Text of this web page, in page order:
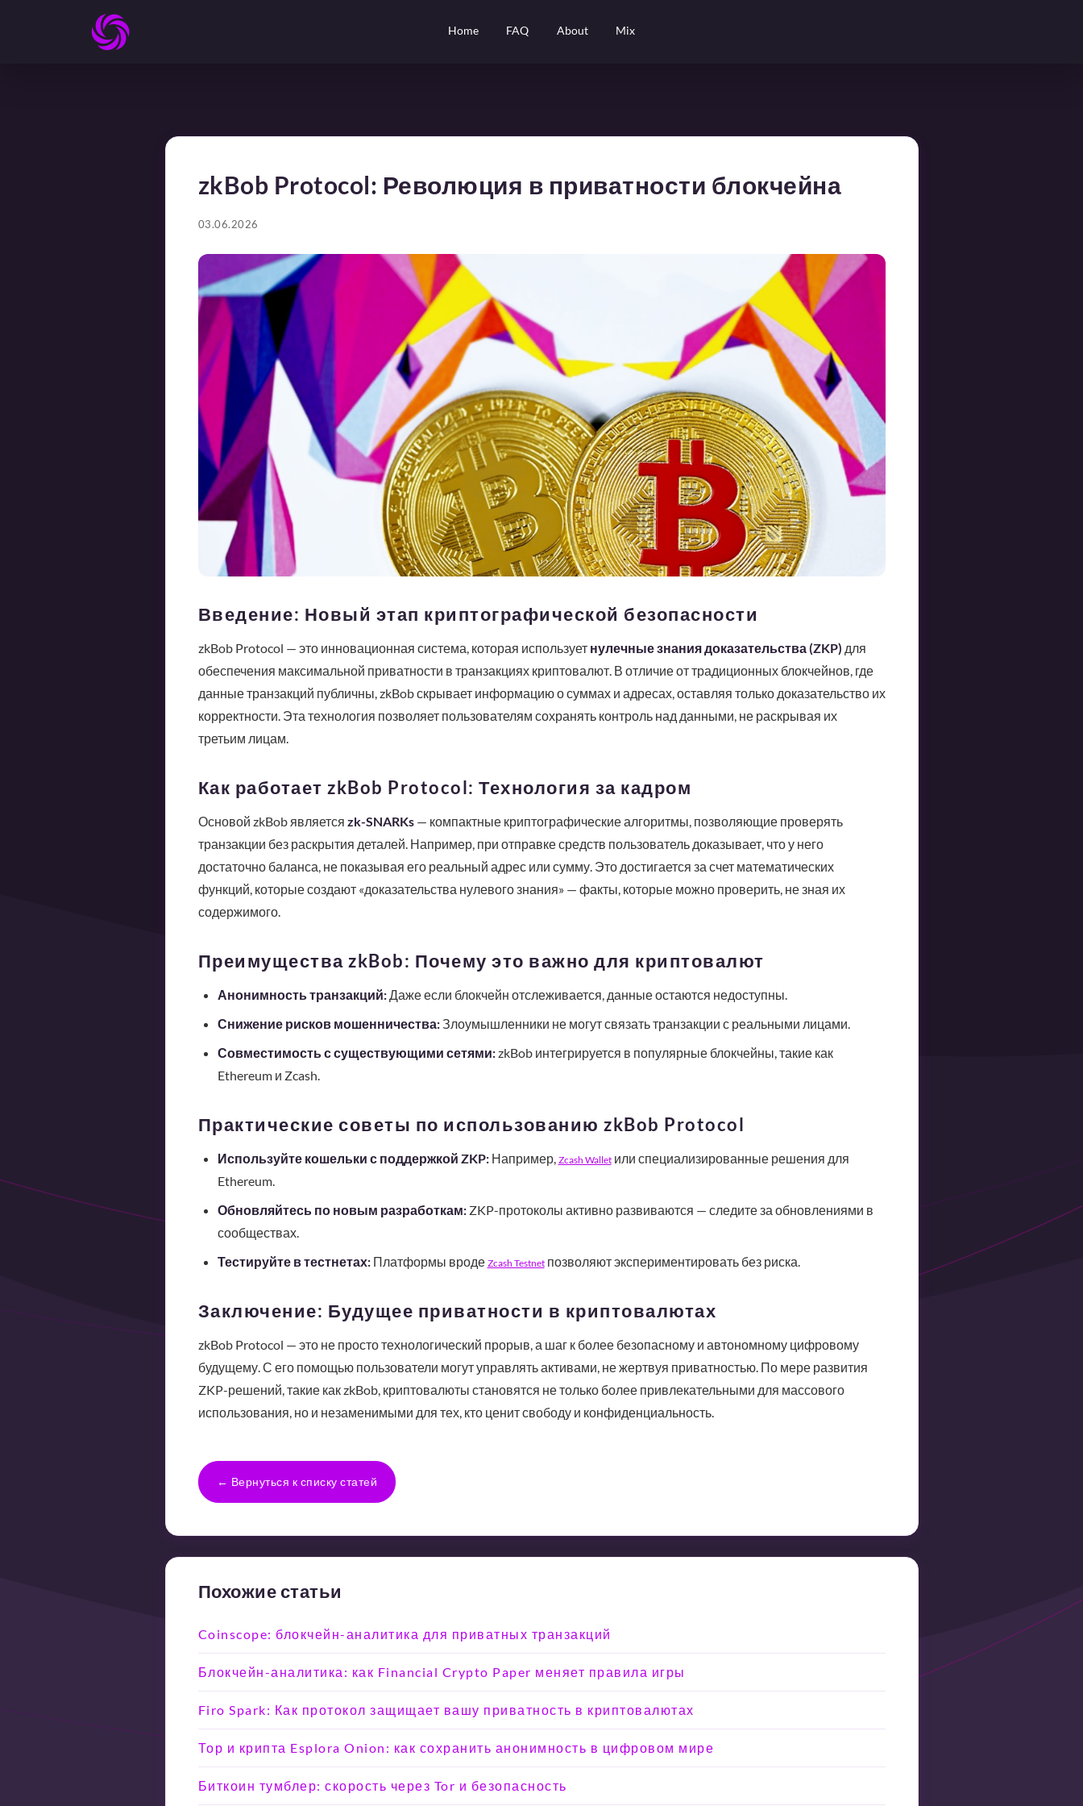
Home FAQ About Mix
zkBob Protocol: Революция в приватности блокчейна
03.06.2026
Введение: Новый этап криптографической безопасности
zkBob Protocol — это инновационная система, которая использует нулечные знания доказательства (ZKP) для
обеспечения максимальной приватности в транзакциях криптовалют. В отличие от традиционных блокчейнов, где
данные транзакций публичны, zkBob скрывает информацию о суммах и адресах, оставляя только доказательство их
корректности. Эта технология позволяет пользователям сохранять контроль над данными, не раскрывая их
третьим лицам.
Как работает zkBob Protocol: Технология за кадром
Основой zkBob является zk-SNARKs— компактные криптографические алгоритмы, позволяющие проверять
транзакции без раскрытия деталей. Например, при отправке средств пользователь доказывает, что у него
достаточно баланса, не показывая его реальный адрес или сумму. Это достигается за счет математических
функций, которые создают «доказательства нулевого знания» — факты, которые можно проверить, не зная их
содержимого.
Преимущества zkBob: Почему это важно для криптовалют
Анонимность транзакций:Даже если блокчейн отслеживается, данные остаются недоступны.
Снижение рисков мошенничества:Злоумышленники не могут связать транзакции с реальными лицами.
Совместимость с существующими сетями:zkBob интегрируется в популярные блокчейны, такие как
Ethereum и Zcash.
Практические советы по использованию zkBob Protocol
Используйте кошельки с поддержкой ZKP:Например, Zcash Walletили специализированные решения для
Ethereum.
Обновляйтесь по новым разработкам:ZKP-протоколы активно развиваются — следите за обновлениями в
сообществах.
Тестируйте в тестнетах:Платформы вроде Zcash Testnetпозволяют экспериментировать без риска.
Заключение: Будущее приватности в криптовалютах
zkBob Protocol — это не просто технологический прорыв, а шаг к более безопасному и автономному цифровому
будущему. С его помощью пользователи могут управлять активами, не жертвуя приватностью. По мере развития
ZKP-решений, такие как zkBob, криптовалюты становятся не только более привлекательными для массового
использования, но и незаменимыми для тех, кто ценит свободу и конфиденциальность.
← Вернуться к списку статей
Похожие статьи
Coinscope: блокчейн-аналитика для приватных транзакций
Блокчейн-аналитика: как Financial Crypto Paper меняет правила игры
Firo Spark: Как протокол защищает вашу приватность в криптовалютах
Тор и крипта Esplora Onion: как сохранить анонимность в цифровом мире
Биткоин тумблер: скорость через Tor и безопасность